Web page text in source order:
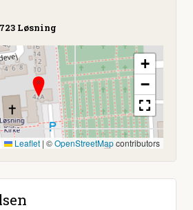
Løsning
+
−
Leaflet | ©OpenStreetMapcontributors